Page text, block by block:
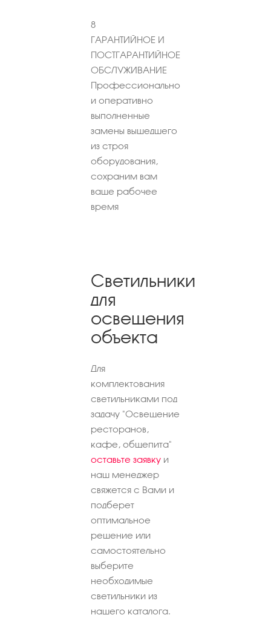
8
ГАРАНТИЙНОЕ И
ПОСТГАРАНТИЙНОЕ
ОБСЛУЖИВАНИЕ
Профессионально
и оперативно
выполненные
замены вышедшего
из строя
оборудования,
сохраним вам
ваше рабочее
время
Светильники
для
освещения
объекта
Для
комплектования
светильниками под
задачу "Освещение
ресторанов,
кафе, общепита"
оставьте заявку и
наш менеджер
свяжется с Вами и
подберет
оптимальное
решение или
самостоятельно
выберите
необходимые
светильники из
нашего каталога.